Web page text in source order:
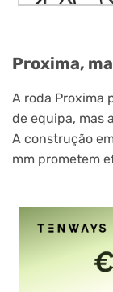
Proxima,
A roda Proxima
de equipa, mas
A construção
mm prometem